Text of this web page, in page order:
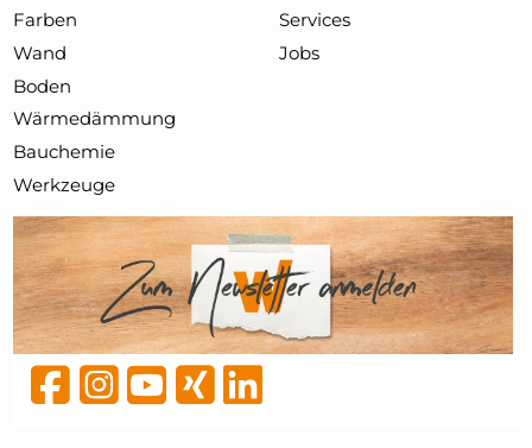
Farben
Wand
Boden
Wärmedämmung
Bauchemie
Werkzeuge
Services
Jobs